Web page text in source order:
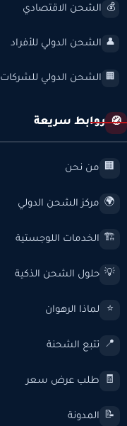
💰 الشحن الاقتصادي
👤 الشحن الدولي للأفراد
🏢 الشحن الدولي للشركات
🧭 روابط سريعة
🏢 من نحن
🌍 مركز الشحن الدولي
🏗️ الخدمات اللوجستية
💡 حلول الشحن الذكية
⭐ لماذا الرهوان
📍 تتبع الشحنة
🧾 طلب عرض سعر
📝 المدونة